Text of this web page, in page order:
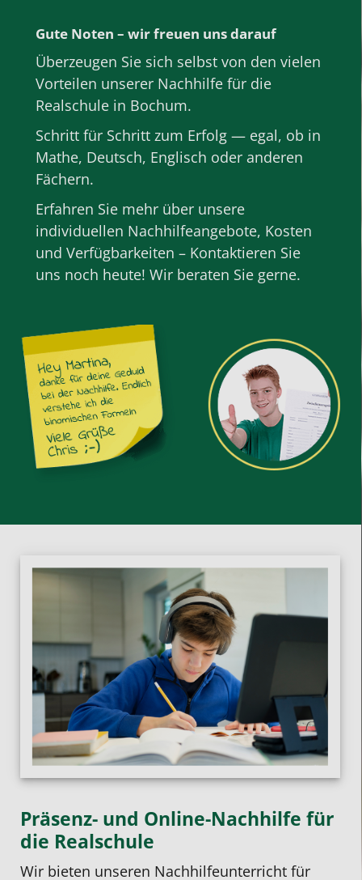
Gute Noten – wir freuen uns darauf
Überzeugen Sie sich selbst von den vielen
Vorteilen unserer Nachhilfe für die
Realschule in Bochum.
Schritt für Schritt zum Erfolg — egal, ob in
Mathe, Deutsch, Englisch oder anderen
Fächern.
Erfahren Sie mehr über unsere
individuellen Nachhilfeangebote, Kosten
und Verfügbarkeiten – Kontaktieren Sie
uns noch heute! Wir beraten Sie gerne.
Präsenz- und Online-Nachhilfe für
die Realschule
Wir bieten unseren Nachhilfeunterricht für